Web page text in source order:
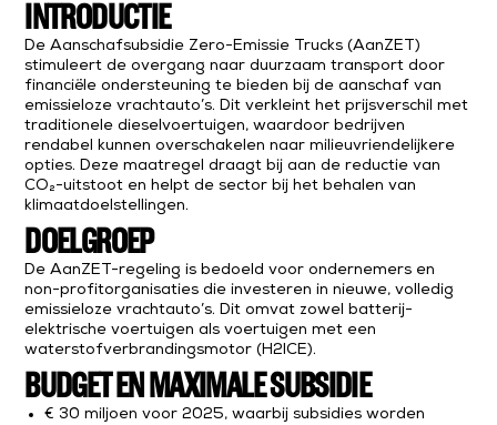
INTRODUCTIE
De Aanschafsubsidie Zero-Emissie Trucks (AanZET)
stimuleert de overgang naar duurzaam transport door
financiële ondersteuning te bieden bij de aanschaf van
emissieloze vrachtauto’s. Dit verkleint het prijsverschil met
traditionele dieselvoertuigen, waardoor bedrijven
rendabel kunnen overschakelen naar milieuvriendelijkere
opties. Deze maatregel draagt bij aan de reductie van
CO₂-uitstoot en helpt de sector bij het behalen van
klimaatdoelstellingen.
DOELGROEP
De AanZET-regeling is bedoeld voor ondernemers en
non-profitorganisaties die investeren in nieuwe, volledig
emissieloze vrachtauto’s. Dit omvat zowel batterij-
elektrische voertuigen als voertuigen met een
waterstofverbrandingsmotor (H2ICE).
BUDGET EN MAXIMALE SUBSIDIE
€ 30 miljoen voor 2025, waarbij subsidies worden